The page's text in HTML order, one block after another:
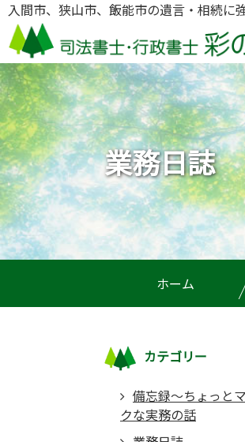
入間市、狭山市、飯能市の遺言・相続に
業務日誌
ホーム
カテゴリー
備忘録～ちょっと
クな実務の話